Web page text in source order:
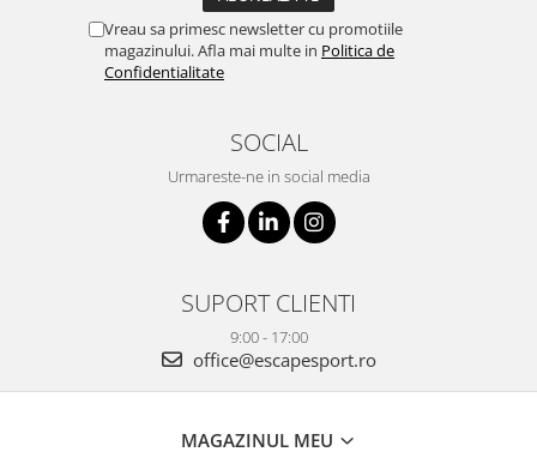
Vreau sa primesc newsletter cu promotiile
magazinului. Afla mai multe in Politica de
Confidentialitate
SOCIAL
Urmareste-ne in social media
SUPORT CLIENTI
9:00 - 17:00
office@escapesport.ro
MAGAZINUL MEU